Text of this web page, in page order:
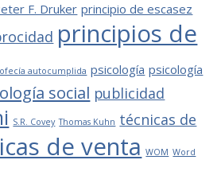
F. Druker principio de escasez
principios de
autocumplida psicología psicología
social publicidad
S.R. Covey Thomas Kuhn técnicas de
de venta WOM Word